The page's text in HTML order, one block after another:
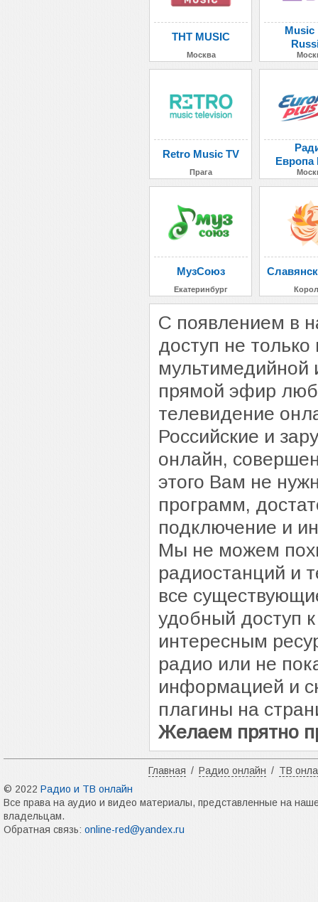
ТНТ MUSIC
Москва
Music
Retro Music TV
Прага
МузСоюз
Екатеринбург
С появлением в
доступ не
мультимедийной
прямой эфир
телевидение
Российские и
онлайн,
этого Вам не
программ,
подключение и
Мы не можем
радиостанций и
все
удобный доступ
интересным
радио или не
информацией и
плагины на
Желаем прятно
Главная / Радио онлайн / ТВ
© 2022 Радио и ТВ онлайн
Все права на аудио и видео материалы, представленные на
владельцам.
Обратная связь: online-red@yandex.ru